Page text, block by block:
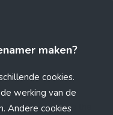
maken?
cookies.
werking van de
Andere cookies
occurred (see the